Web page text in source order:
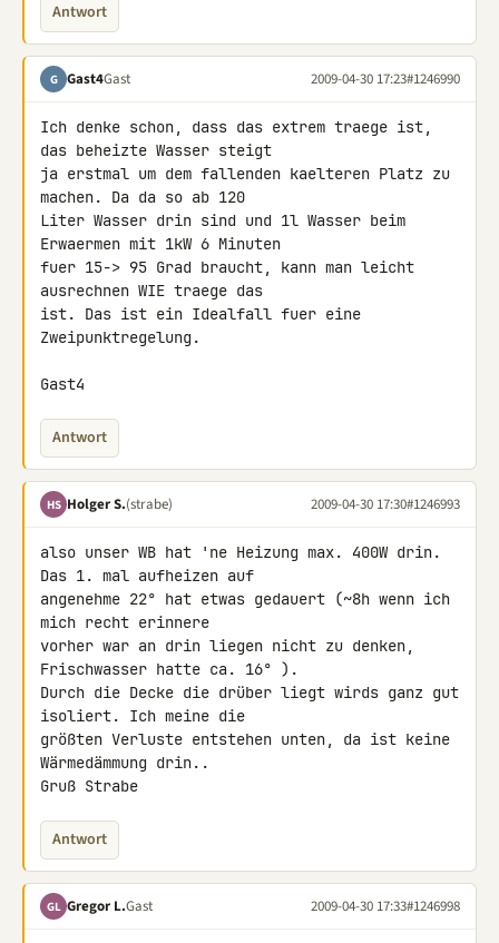
Antwort
G Gast4Gast 2009-04-30 17:23#1246990
Ich denke schon, dass das extrem traege ist,
das beheizte Wasser steigt
ja erstmal um dem fallenden kaelteren Platz zu
machen. Da da so ab 120
Liter Wasser drin sind und 1l Wasser beim
Erwaermen mit 1kW 6 Minuten
fuer 15-> 95 Grad braucht, kann man leicht
ausrechnen WIE traege das
ist. Das ist ein Idealfall fuer eine
Zweipunktregelung.
Gast4
Antwort
HS Holger S.(strabe) 2009-04-30 17:30#1246993
also unser WB hat 'ne Heizung max. 400W drin.
Das 1. mal aufheizen auf
angenehme 22° hat etwas gedauert (~8h wenn ich
mich recht erinnere
vorher war an drin liegen nicht zu denken,
Frischwasser hatte ca. 16° ).
Durch die Decke die drüber liegt wirds ganz gut
isoliert. Ich meine die
größten Verluste entstehen unten, da ist keine
Wärmedämmung drin..
Gruß Strabe
Antwort
GL Gregor L.Gast 2009-04-30 17:33#1246998